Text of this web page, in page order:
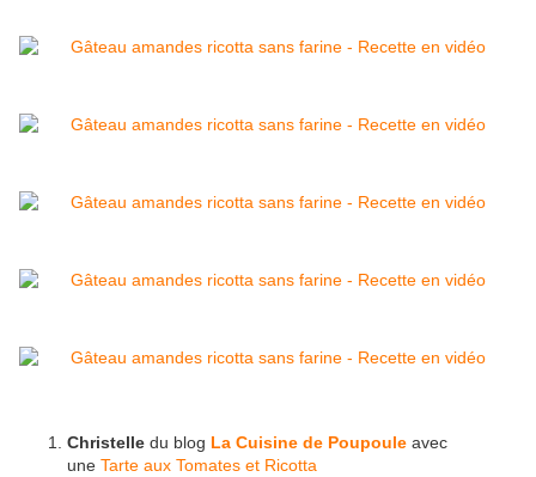
Christelle du blog La Cuisine de Poupoule avec
une Tarte aux Tomates et Ricotta